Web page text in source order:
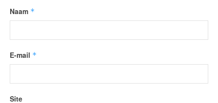
Naam *
E-mail *
Site